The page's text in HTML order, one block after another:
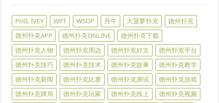
PHIL IVEY WPT WSOP 丹牛 大菠萝扑克
德州扑克
德州扑克APP
德州扑克ONLINE
德州扑克下载
德州扑克人物
德州扑克周边 德州扑克好文
德州扑克平台
德州扑克技巧
德州扑克技术 德州扑克故事
德州扑克教学
德州扑克新闻
德州扑克比赛 德州扑克测试
德州扑克游戏
德州扑克牌局
德州扑克玩家 德州扑克线上
德州扑克视频